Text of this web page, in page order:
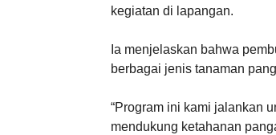
kegiatan di lapangan.
Ia menjelaskan bahwa
berbagai jenis tanaman
“Program ini kami jalankan
mendukung ketahanan